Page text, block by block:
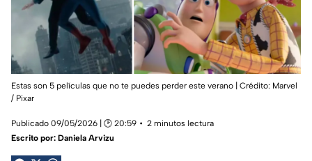
Estas son 5 películas que no te puedes perder este verano | Crédito: Marvel
/ Pixar
Publicado 09/05/2026 | 🕑 20:59
2 minutos lectura
Escrito por: Daniela Arvizu